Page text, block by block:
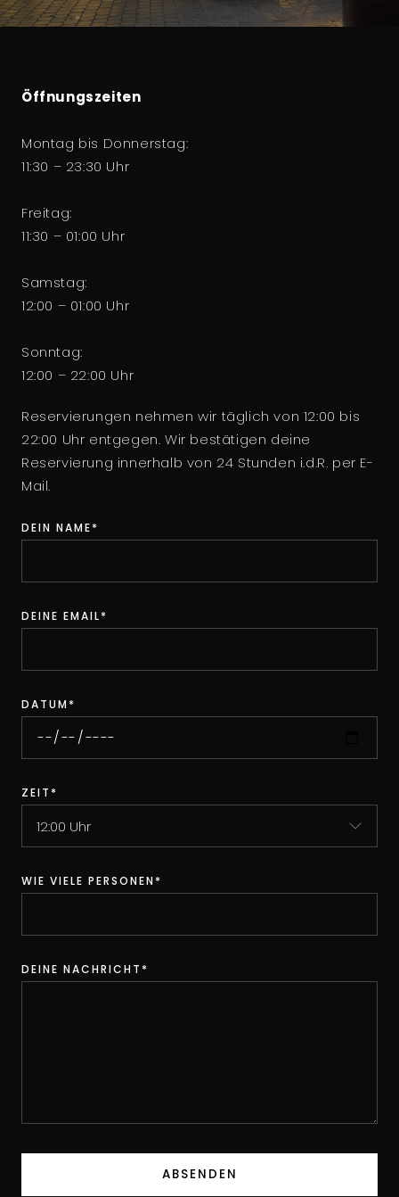
Öffnungszeiten
Montag bis Donnerstag:
11:30 – 23:30 Uhr
Freitag:
11:30 – 01:00 Uhr
Samstag:
12:00 – 01:00 Uhr
Sonntag:
12:00 – 22:00 Uhr
Reservierungen nehmen wir täglich von 12:00 bis
22:00 Uhr entgegen. Wir bestätigen deine
Reservierung innerhalb von 24 Stunden i.d.R. per E-
Mail.
DEIN NAME*
DEINE EMAIL*
DATUM*
ZEIT*
WIE VIELE PERSONEN*
DEINE NACHRICHT*